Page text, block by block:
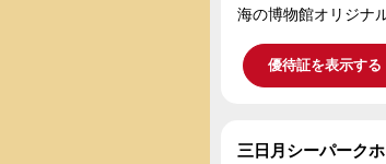
海の博物館オリジナ
優待証を表示する
三日月シーパーク